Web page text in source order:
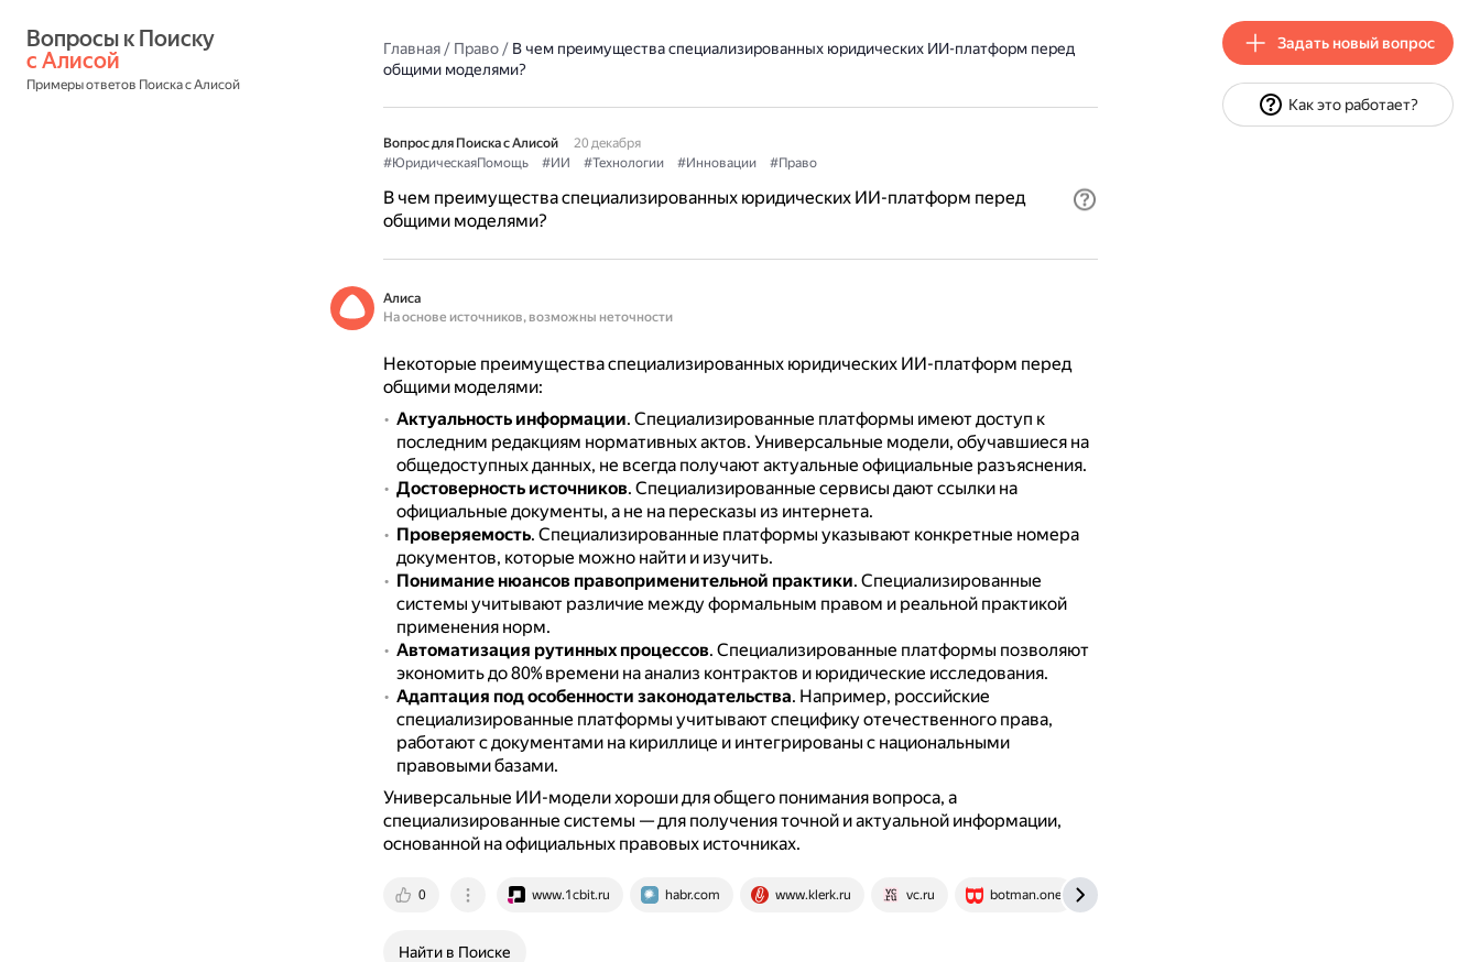
с Алисой
Примеры ответов Поиска с Алисой
Главная/ Право/ В чем преимущества специализированных юридических ИИ-платформ перед
общими моделями?
Вопрос для Поиска с Алисой
20 декабря
#ЮридическаяПомощь
#ИИ #Технологии #Инновации #Право
В чем преимущества специализированных юридических ИИ-платформ перед
общими моделями?
Алиса
На основе источников, возможны неточности
Некоторые преимущества специализированных юридических ИИ-платформ перед
общими моделями:
Актуальность информации. Специализированные платформы имеют доступ к
последним редакциям нормативных актов. Универсальные модели, обучавшиеся на
общедоступных данных, не всегда получают актуальные официальные разъяснения.
Достоверность источников. Специализированные сервисы дают ссылки на
официальные документы, а не на пересказы из интернета.
Проверяемость. Специализированные платформы указывают конкретные номера
документов, которые можно найти и изучить.
Понимание нюансов правоприменительной практики. Специализированные
системы учитывают различие между формальным правом и реальной практикой
применения норм.
Автоматизация рутинных процессов. Специализированные платформы позволяют
экономить до 80% времени на анализ контрактов и юридические исследования.
Адаптация под особенности законодательства. Например, российские
специализированные платформы учитывают специфику отечественного права,
работают с документами на кириллице и интегрированы с национальными
правовыми базами.
Универсальные ИИ-модели хороши для общего понимания вопроса, а
специализированные системы — для получения точной и актуальной информации,
основанной на официальных правовых источниках.
0 www.1cbit.ru habr.com www.klerk.ru vc.ru botman.one
Найти в Поиске
Задать новый вопрос
Как это работает?